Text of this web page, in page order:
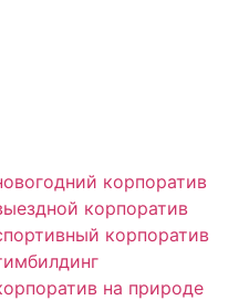
корпоратив
корпоратив
корпоратив
на природе